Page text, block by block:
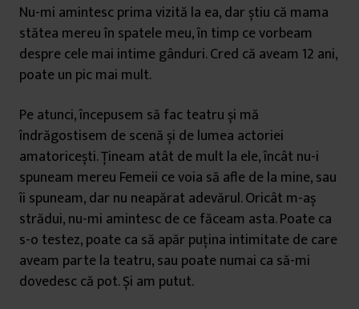
Nu-mi amintesc prima vizită la ea, dar știu că mama
stătea mereu în spatele meu, în timp ce vorbeam
despre cele mai intime gânduri. Cred că aveam 12 ani,
poate un pic mai mult.
Pe atunci, începusem să fac teatru și mă
îndrăgostisem de scenă și de lumea actoriei
amatoricești. Țineam atât de mult la ele, încât nu-i
spuneam mereu Femeii ce voia să afle de la mine, sau
îi spuneam, dar nu neapărat adevărul. Oricât m-aș
strădui, nu-mi amintesc de ce făceam asta. Poate ca
s-o testez, poate ca să apăr puțina intimitate de care
aveam parte la teatru, sau poate numai ca să-mi
dovedesc că pot. Și am putut.